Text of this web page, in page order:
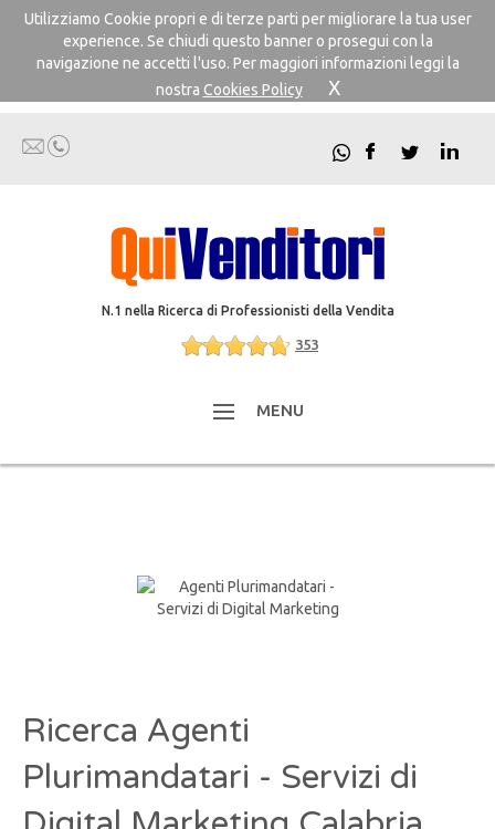
Utilizziamo Cookie propri e di terze parti per migliorare la tua user
experience. Se chiudi questo banner o prosegui con la
navigazione ne accetti l'uso. Per maggiori informazioni leggi la
nostra Cookies Policy X
N.1 nella Ricerca di Professionisti della Vendita
353
MENU
Ricerca Agenti
Plurimandatari - Servizi di